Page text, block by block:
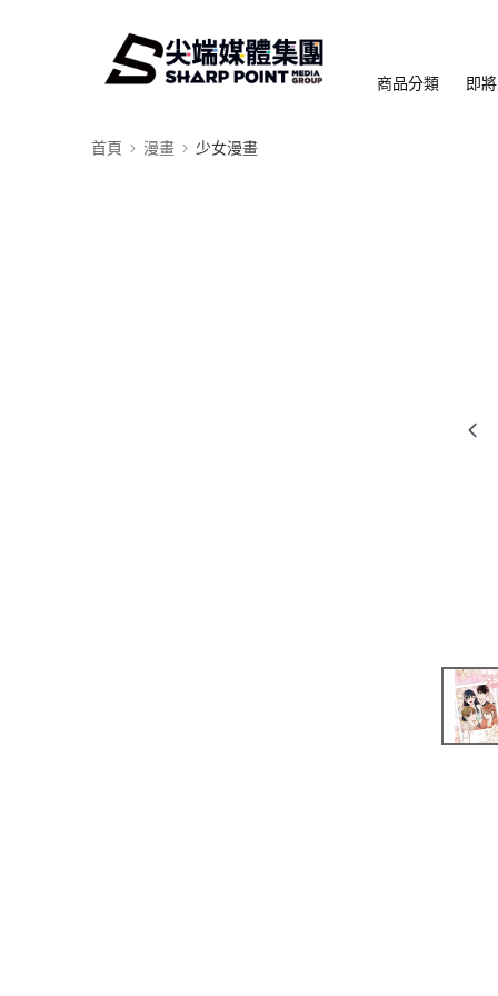
商品分類 即
首頁 漫畫 少女漫畫